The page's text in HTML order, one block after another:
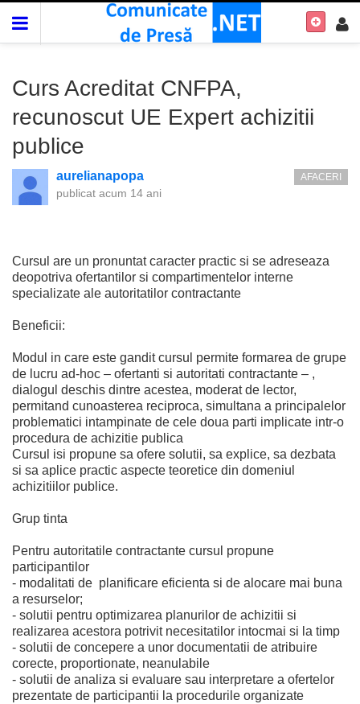
Curs Acreditat CNFPA,
recunoscut UE Expert achizitii
publice
aurelianapopa
publicat acum 14 ani
AFACERI
Cursul are un pronuntat caracter practic si se adreseaza
deopotriva ofertantilor si compartimentelor interne
specializate ale autoritatilor contractante
Beneficii:
Modul in care este gandit cursul permite formarea de grupe
de lucru ad-hoc – ofertanti si autoritati contractante – ,
dialogul deschis dintre acestea, moderat de lector,
permitand cunoasterea reciproca, simultana a principalelor
problematici intampinate de cele doua parti implicate intr-o
procedura de achizitie publica
Cursul isi propune sa ofere solutii, sa explice, sa dezbata
si sa aplice practic aspecte teoretice din domeniul
achizitiilor publice.
Grup tinta
Pentru autoritatile contractante cursul propune
participantilor
- modalitati de planificare eficienta si de alocare mai buna
a resurselor;
- solutii pentru optimizarea planurilor de achizitii si
realizarea acestora potrivit necesitatilor intocmai si la timp
- solutii de concepere a unor documentatii de atribuire
corecte, proportionate, neanulabile
- solutii de analiza si evaluare sau interpretare a ofertelor
prezentate de participantii la procedurile organizate